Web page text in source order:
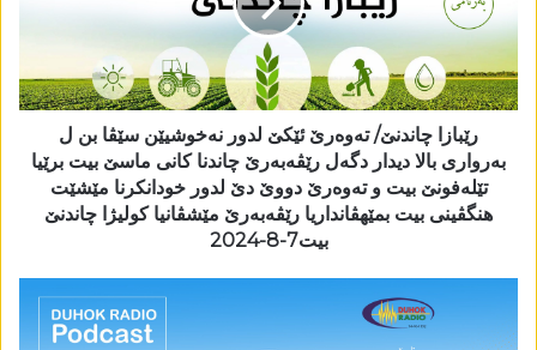
رێبازا چاندنێ/ تەوەرێ ئێکێ لدور نەخوشیێن سێڤا بن ل
بەرواری بالا دیدار دگەل رێڤەبەرێ چاندنا کانی ماسێ بیت برێیا
تێلەفونێ بیت و تەوەرێ دووێ دێ لدور خودانکرنا مێشێت
ھنگڤینی بیت بمێھڤانداریا رێڤەبەرێ مێشڤانیا کولیژا چاندنێ
بیت7-8-2024